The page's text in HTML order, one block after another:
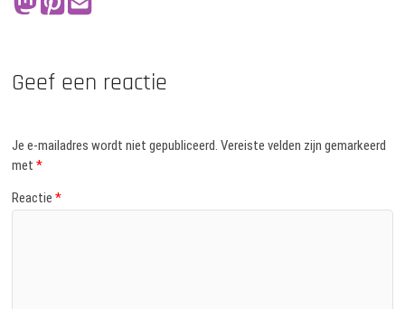
Geef een reactie
Je e-mailadres wordt niet gepubliceerd. Vereiste velden zijn gemarkeerd
met*
Reactie*